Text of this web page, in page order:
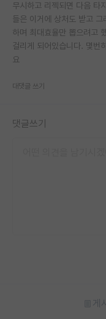
무시하고 리젝되면 다음 타
들은 이거에 상처도 받고
하며 최대효율만 뽑으려고
걸리게 되어있습니다. 몇번
요
대댓글 쓰기
댓글쓰기
게